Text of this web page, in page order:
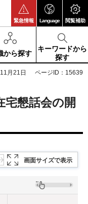
緊急情報 Language 閲覧補助
から探す
キーワードから
探す
月21日 ページID：15639
宅懇話会の開
画面サイズで表示